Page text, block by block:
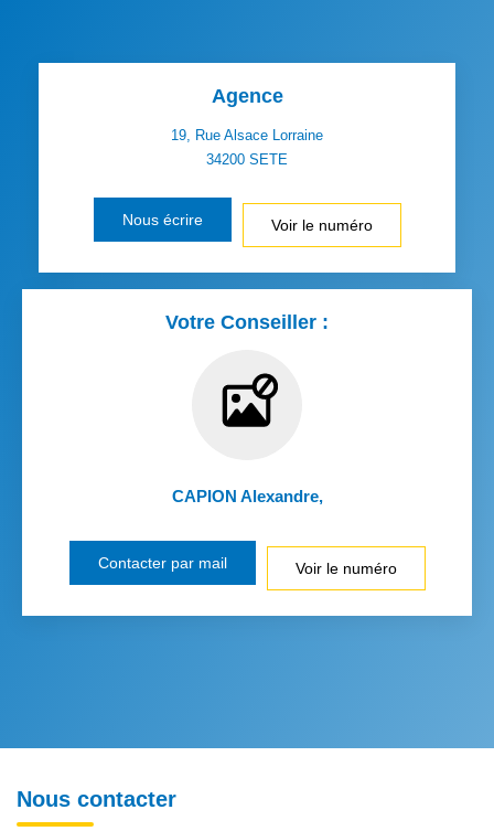
Agence
19, Rue Alsace Lorraine
34200 SETE
Nous écrire Voir le numéro
Votre Conseiller :
CAPION Alexandre,
Contacter par mail Voir le numéro
Nous contacter